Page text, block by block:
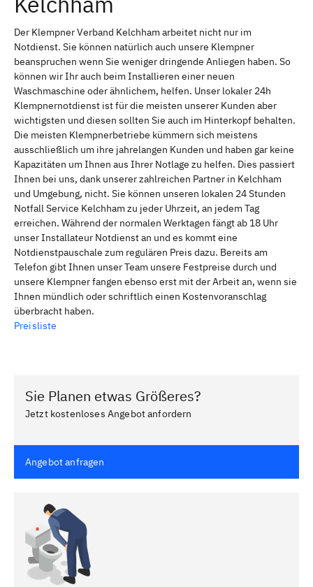
Der Klempner Verband Kelchham arbeitet nicht nur im
Notdienst. Sie können natürlich auch unsere Klempner
beanspruchen wenn Sie weniger dringende Anliegen haben. So
können wir Ihr auch beim Installieren einer neuen
Waschmaschine oder ähnlichem, helfen. Unser lokaler 24h
Klempnernotdienst ist für die meisten unserer Kunden aber
wichtigsten und diesen sollten Sie auch im Hinterkopf behalten.
Die meisten Klempnerbetriebe kümmern sich meistens
ausschließlich um ihre jahrelangen Kunden und haben gar keine
Kapazitäten um Ihnen aus Ihrer Notlage zu helfen. Dies passiert
Ihnen bei uns, dank unserer zahlreichen Partner in Kelchham
und Umgebung, nicht. Sie können unseren lokalen 24 Stunden
Notfall Service Kelchham zu jeder Uhrzeit, an jedem Tag
erreichen. Während der normalen Werktagen fängt ab 18 Uhr
unser Installateur Notdienst an und es kommt eine
Notdienstpauschale zum regulären Preis dazu. Bereits am
Telefon gibt Ihnen unser Team unsere Festpreise durch und
unsere Klempner fangen ebenso erst mit der Arbeit an, wenn sie
Ihnen mündlich oder schriftlich einen Kostenvoranschlag
überbracht haben.
Preisliste
Sie Planen etwas Größeres?
Jetzt kostenloses Angebot anfordern
Angebot anfragen